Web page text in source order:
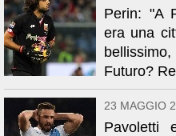
Perin: "A
era una
Futuro?
23 MAGGIO
Pavoletti